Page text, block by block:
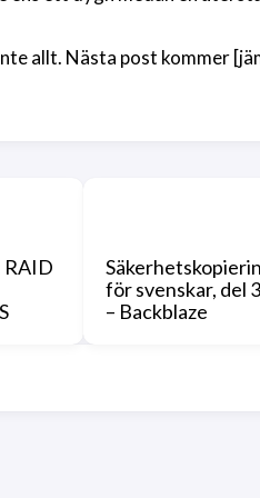
allt. Nästa post kommer
RAID
för svenskar, del
– Backblaze